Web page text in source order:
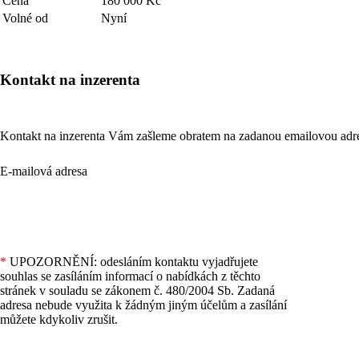
Volné od
Nyní
Kontakt na inzerenta
Kontakt na inzerenta Vám zašleme obratem na zadanou emailovou
E-mailová adresa
* UPOZORNĚNÍ: odesláním kontaktu vyjadřujete
souhlas se zasíláním informací o nabídkách z těchto
stránek v souladu se zákonem č. 480/2004 Sb. Zadaná
adresa nebude využita k žádným jiným účelům a zasílání
můžete kdykoliv zrušit.